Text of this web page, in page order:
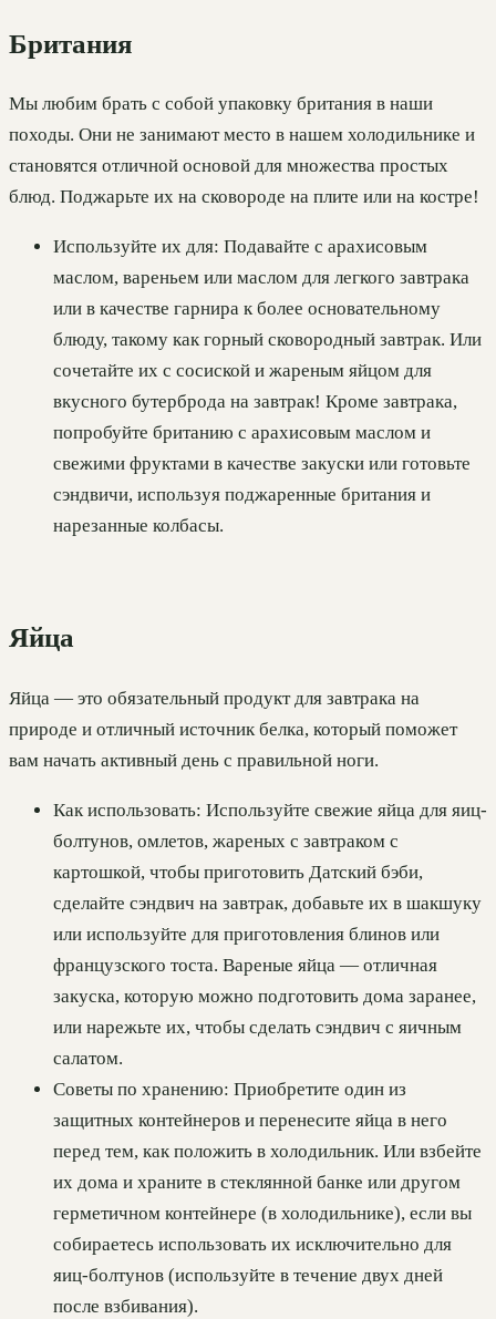
Британия
Мы любим брать с собой упаковку британия в наши
походы. Они не занимают место в нашем холодильнике и
становятся отличной основой для множества простых
блюд. Поджарьте их на сковороде на плите или на костре!
Используйте их для: Подавайте с арахисовым
маслом, вареньем или маслом для легкого завтрака
или в качестве гарнира к более основательному
блюду, такому как горный сковородный завтрак. Или
сочетайте их с сосиской и жареным яйцом для
вкусного бутерброда на завтрак! Кроме завтрака,
попробуйте британию с арахисовым маслом и
свежими фруктами в качестве закуски или готовьте
сэндвичи, используя поджаренные британия и
нарезанные колбасы.
Яйца
Яйца — это обязательный продукт для завтрака на
природе и отличный источник белка, который поможет
вам начать активный день с правильной ноги.
Как использовать: Используйте свежие яйца для яиц-
болтунов, омлетов, жареных с завтраком с
картошкой, чтобы приготовить Датский бэби,
сделайте сэндвич на завтрак, добавьте их в шакшуку
или используйте для приготовления блинов или
французского тоста. Вареные яйца — отличная
закуска, которую можно подготовить дома заранее,
или нарежьте их, чтобы сделать сэндвич с яичным
салатом.
Советы по хранению: Приобретите один из
защитных контейнеров и перенесите яйца в него
перед тем, как положить в холодильник. Или взбейте
их дома и храните в стеклянной банке или другом
герметичном контейнере (в холодильнике), если вы
собираетесь использовать их исключительно для
яиц-болтунов (используйте в течение двух дней
после взбивания).